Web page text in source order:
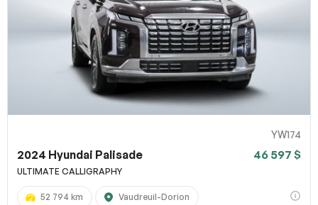
YW174
2024 Hyundai Palisade 46 597 $
ULTIMATE CALLIGRAPHY
52 794 km Vaudreuil-Dorion